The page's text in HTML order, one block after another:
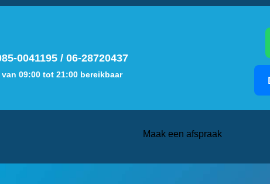
0041195/ 06-28720437
van 09:00 tot 21:00 bereikbaar
Maak een afspraak